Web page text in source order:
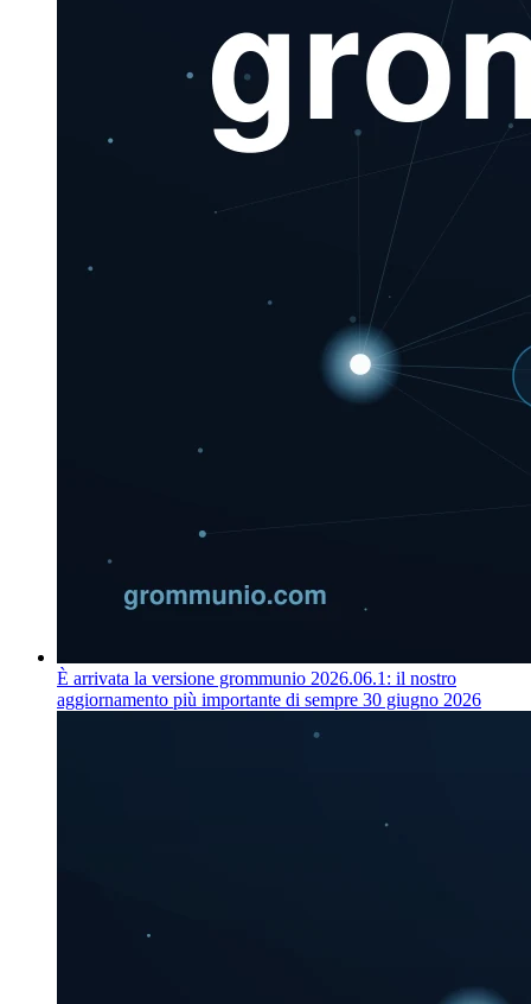
È arrivata la versione grommunio 2026.06.1: il nostro
aggiornamento più importante di sempre 30 giugno 2026